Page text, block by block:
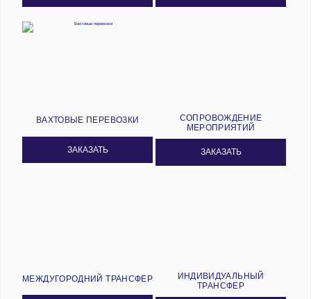
ВАХТОВЫЕ ПЕРЕВОЗКИ
ЗАКАЗАТЬ
СОПРОВОЖДЕНИЕ
МЕРОПРИЯТИЙ
ЗАКАЗАТЬ
МЕЖДУГОРОДНИЙ ТРАНСФЕР
ИНДИВИДУАЛЬНЫЙ
ТРАНСФЕР